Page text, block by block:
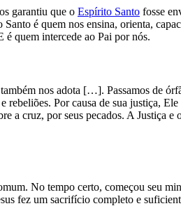
garantiu que o Espírito Santo fosse
é quem nos ensina, orienta,
é quem intercede ao Pai por nós.
nos adota […]. Passamos de
rebeliões. Por causa de sua justiça,
a cruz, por seus pecados. A Justiça
No tempo certo, começou seu
fez um sacrifício completo e